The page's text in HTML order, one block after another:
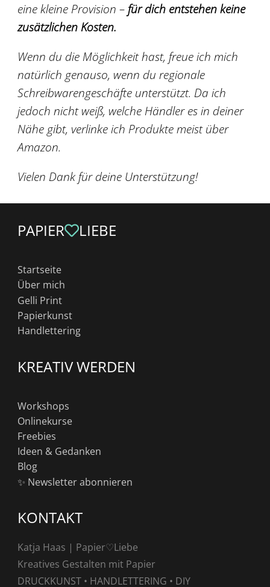
eine kleine Provision –für dich entstehen keine
zusätzlichen Kosten.
Wenn du die Möglichkeit hast, freue ich mich
natürlich genauso, wenn du regionale
Schreibwarengeschäfte unterstützt. Da ich
jedoch nicht weiß, welche Händler es in deiner
Nähe gibt, verlinke ich Produkte meist über
Amazon.
Vielen Dank für deine Unterstützung!
PAPIER LIEBE
Startseite
Über mich
Gelli Print
Papierkunst
Handlettering
KREATIV WERDEN
Workshops
Onlinekurse
Freebies
Ideen & Gedanken
Blog
✨ Newsletter abonnieren
KONTAKT
Katja Haas | Papier♡Liebe
Kreatives Gestalten mit Papier
DRUCKKUNST • HANDLETTERING • DIY